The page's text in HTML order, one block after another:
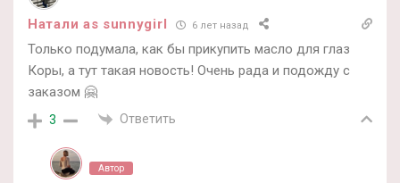
Натали as sunnygirl 6 лет назад
Только подумала, как бы прикупить масло для глаз
Коры, а тут такая новость! Очень рада и подожду с
заказом 🤗
3 Ответить
Автор